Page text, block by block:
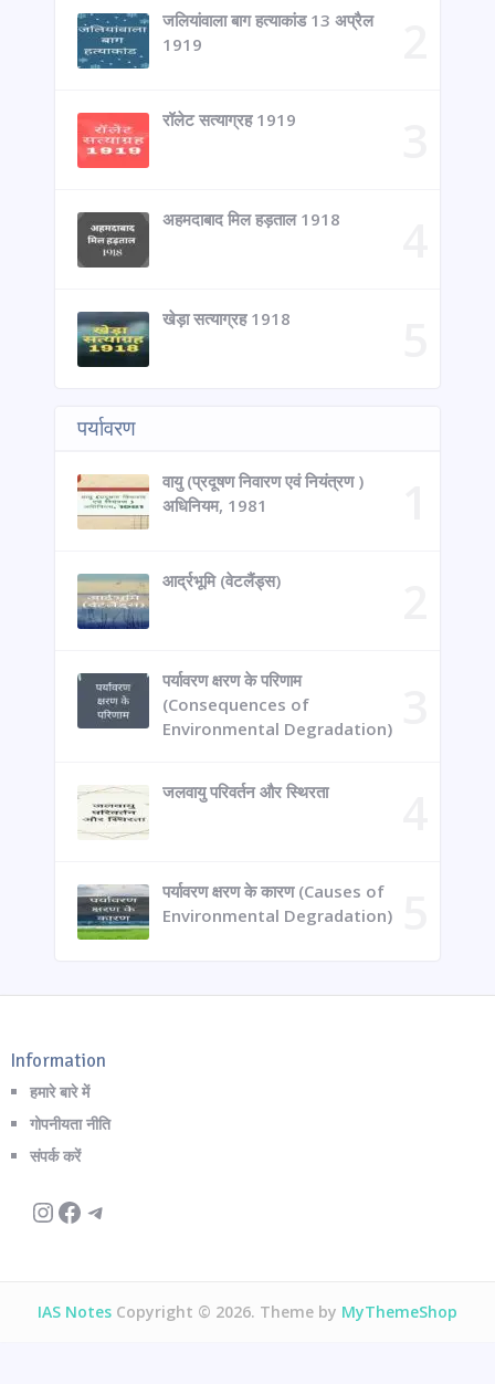
जलियांवाला बाग हत्याकांड 13 अप्रैल
1919
रॉलेट सत्याग्रह 1919
अहमदाबाद मिल हड़ताल 1918
खेड़ा सत्याग्रह 1918
पर्यावरण
वायु (प्रदूषण निवारण एवं नियंत्रण )
अधिनियम, 1981
आर्द्रभूमि (वेटलैंड्स)
पर्यावरण क्षरण के परिणाम
(Consequences of
Environmental Degradation)
जलवायु परिवर्तन और स्थिरता
पर्यावरण क्षरण के कारण (Causes of
Environmental Degradation)
Information
हमारे बारे में
गोपनीयता नीति
संपर्क करें
Instagram
IAS NotesCopyright © 2026. Theme by MyThemeShop